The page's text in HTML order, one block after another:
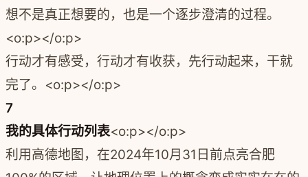
想不是真正想要的，也是一个逐步澄清的过程。
<o:p></o:p>
行动才有感受，行动才有收获，先行动起来，干就
完了。<o:p></o:p>
7
我的具体行动列表<o:p></o:p>
利用高德地图，在2024年10月31日前点亮合肥